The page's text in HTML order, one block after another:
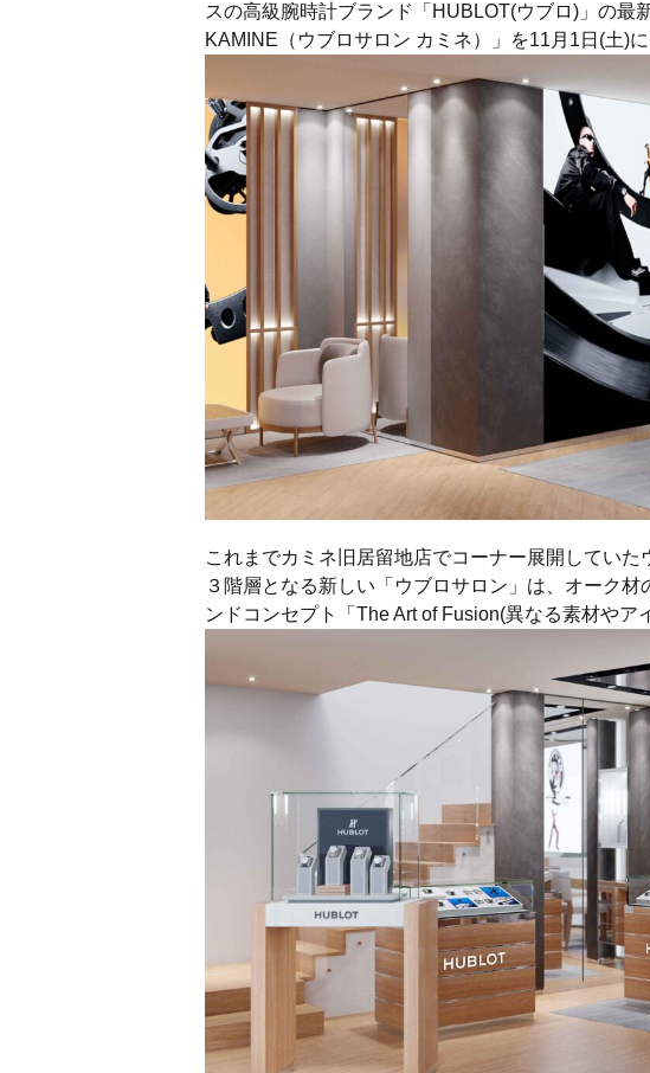
スの高級腕時計ブランド「HUBLOT(ウブロ)」の最
KAMINE（ウブロサロン カミネ）」を11月1日(土)
これまでカミネ旧居留地店でコーナー展開してい
３階層となる新しい「ウブロサロン」は、オーク
ンドコンセプト「The Art of Fusion(異なる素材やア